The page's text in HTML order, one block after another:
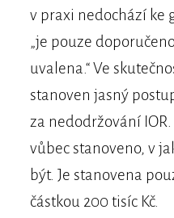
v praxi nedochází ke
„je pouze
uvalena.“ Ve
stanoven jasný
za nedodržování
vůbec stanoveno, v
být. Je stanovena
částkou 200 tisíc Kč.